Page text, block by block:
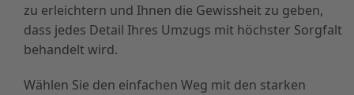
zu erleichtern und Ihnen die Gewissheit zu geben,
dass jedes Detail Ihres Umzugs mit höchster Sorgfalt
behandelt wird.
Wählen Sie den einfachen Weg mit den starken